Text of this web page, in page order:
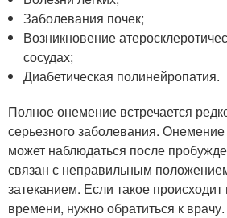
Заболевания почек;
Возникновение
сосудах;
Диабетическая полинейропатия.
Полное онемение встречается
серьезного заболевания.
может наблюдаться после
связан с неправильным
затеканием. Если такое происходит
времени, нужно обратиться к врачу.